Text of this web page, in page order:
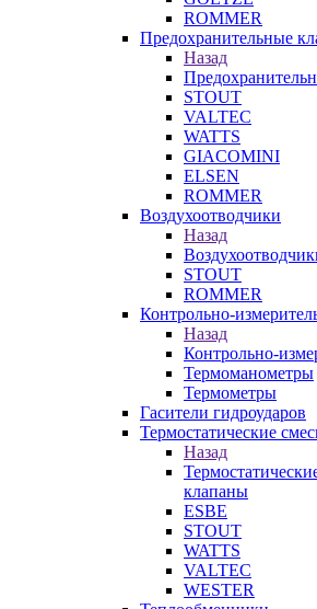
ROMMER
Предохранительные
Назад
STOUT
VALTEC
WATTS
GIACOMINI
ELSEN
ROMMER
Воздухоотводчики
Назад
STOUT
ROMMER
Контрольно-
Назад
Контрольно-
Термоманометры
Термометры
Гасители гидроударов
Термостатические
Назад
клапаны
ESBE
STOUT
WATTS
VALTEC
WESTER